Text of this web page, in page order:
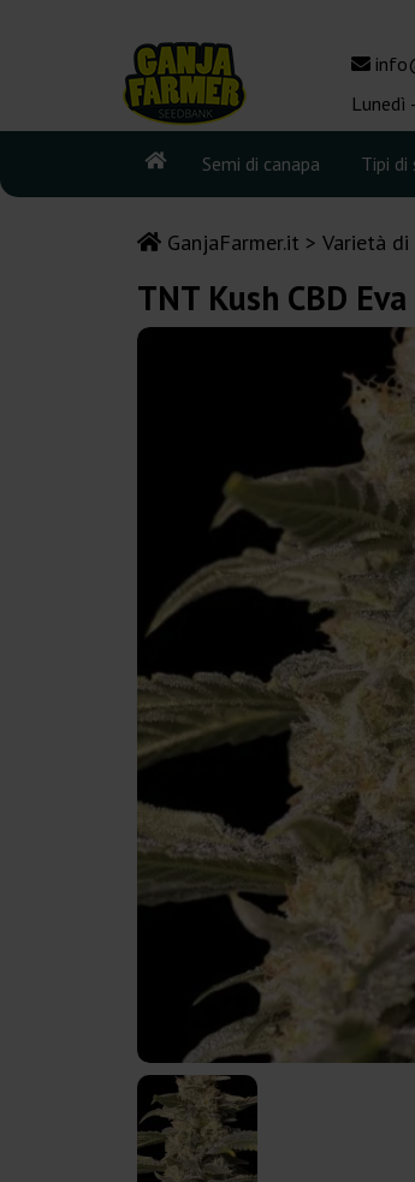
Lunedì
Semi di canapa Tipi di
GanjaFarmer.it Varietà di
TNT Kush CBD Eva